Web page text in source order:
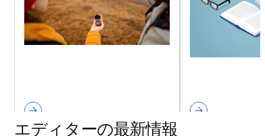
エディターの最新情報